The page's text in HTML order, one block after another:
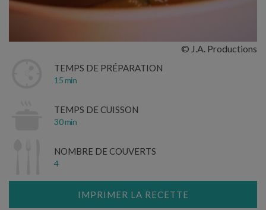
© J.A. Productions
TEMPS DE PRÉPARATION
15 min
TEMPS DE CUISSON
30 min
NOMBRE DE COUVERTS
4
IMPRIMER LA RECETTE